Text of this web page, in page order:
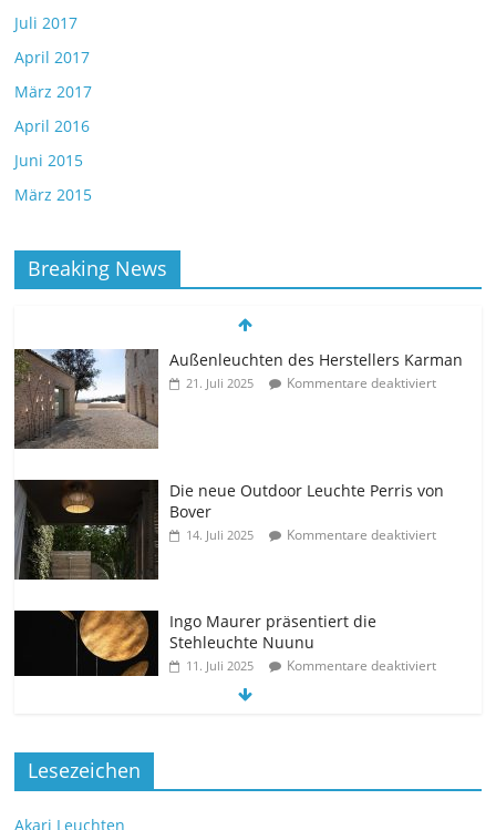
Juli 2017
April 2017
März 2017
April 2016
Juni 2015
März 2015
Breaking News
Außenleuchten des Herstellers Karman
21. Juli 2025 Kommentare deaktiviert
Die neue Outdoor Leuchte Perris von
Bover
14. Juli 2025 Kommentare deaktiviert
Ingo Maurer präsentiert die
Stehleuchte Nuunu
11. Juli 2025 Kommentare deaktiviert
9. Juli 2025 Kommentare deaktiviert
Lesezeichen
Akari Leuchten